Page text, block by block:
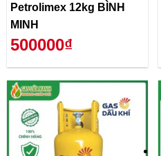
Petrolimex 12kg BÌNH
MINH
500000₫